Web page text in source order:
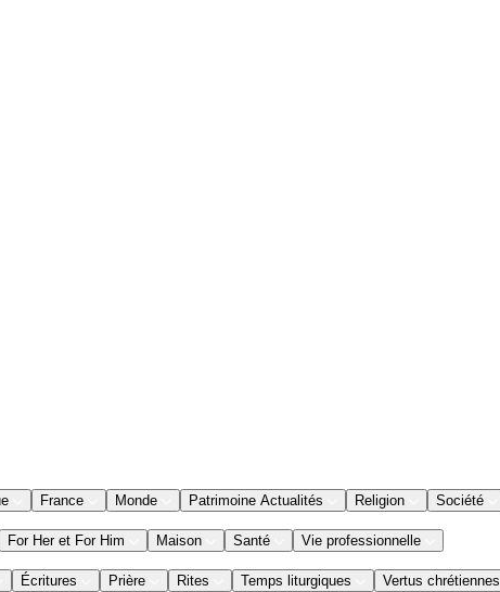
France Monde Patrimoine Actualités Religion Société
For Her et For Him Maison Santé Vie professionnelle
Écritures Prière Rites Temps liturgiques Vertus chrétiennes